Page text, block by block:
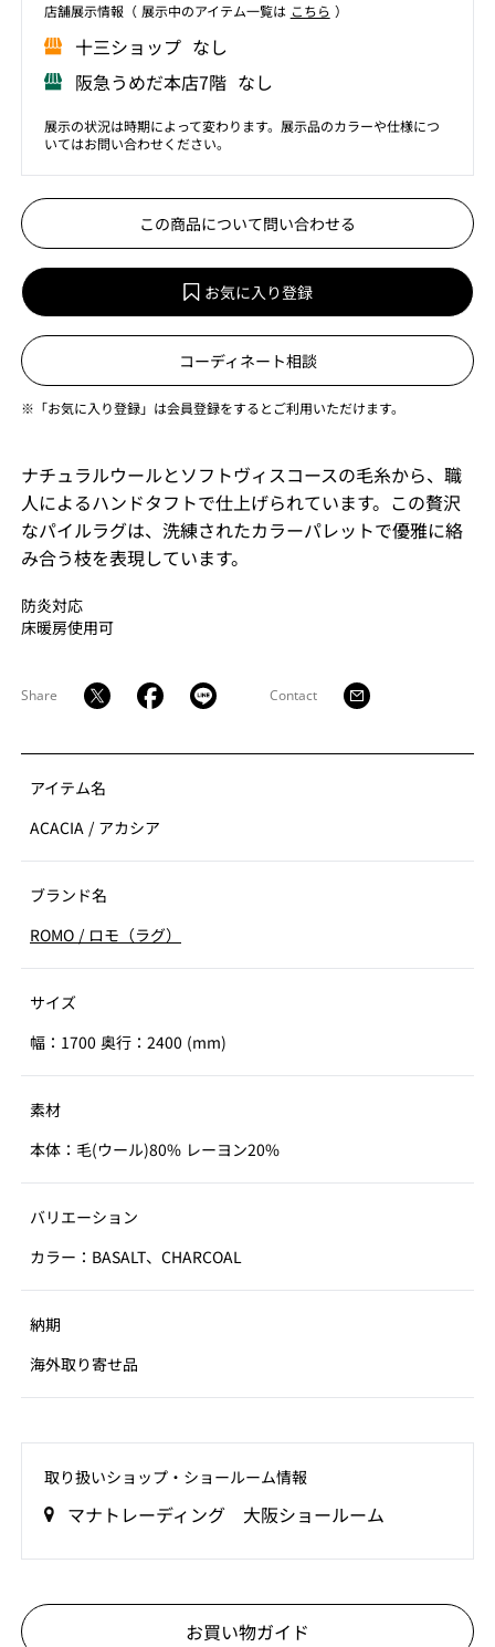
店舗展⽰情報（ 展⽰中のアイテム⼀覧は こちら ）
⼗三ショップ なし
阪急うめだ本店7階 なし
展示の状況は時期によって変わります。展示品のカラーや仕様につ
いてはお問い合わせください。
この商品について問い合わせる
お気に入り登録
コーディネート相談
※「お気に入り登録」は会員登録をするとご利用いただけます。
ナチュラルウールとソフトヴィスコースの毛糸から、職
人によるハンドタフトで仕上げられています。この贅沢
なパイルラグは、洗練されたカラーパレットで優雅に絡
み合う枝を表現しています。
防炎対応
床暖房使用可
Share Contact
アイテム名
ACACIA / アカシア
ブランド名
ROMO / ロモ（ラグ）
サイズ
幅：1700 奥行：2400 (mm)
素材
本体：毛(ウール)80% レーヨン20%
バリエーション
カラー：BASALT、CHARCOAL
納期
海外取り寄せ品
取り扱いショップ‧ショールーム情報
マナトレーディング 大阪ショールーム
お買い物ガイド